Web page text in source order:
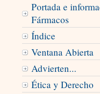
Portada e
Fármacos
Índice
Ventana Abierta
Advierten...
Ética y Derecho